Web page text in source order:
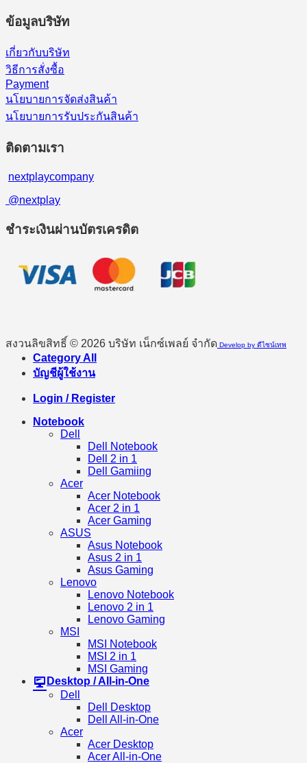
ข้อมูลบริษัท
เกี่ยวกับบริษัท
วิธีการสั่งซื้อ
Payment
นโยบายการจัดส่งสินค้า
นโยบายการรับประกันสินค้า
ติดตามเรา
nextplaycompany
@nextplay
ชำระเงินผ่านบัตรเครดิต
สงวนลิขสิทธิ์ © 2026 บริษัท เน็กซ์เพลย์ จำกัด Develop by ดีไซน์เทพ
Category All
บัญชีผู้ใช้งาน
Login / Register
Notebook
Dell
Dell Notebook
Dell 2 in 1
Dell Gamiing
Acer
Acer Notebook
Acer 2 in 1
Acer Gaming
ASUS
Asus Notebook
Asus 2 in 1
Asus Gaming
Lenovo
Lenovo Notebook
Lenovo 2 in 1
Lenovo Gaming
MSI
MSI Notebook
MSI 2 in 1
MSI Gaming
Desktop / All-in-One
Dell
Dell Desktop
Dell All-in-One
Acer
Acer Desktop
Acer All-in-One